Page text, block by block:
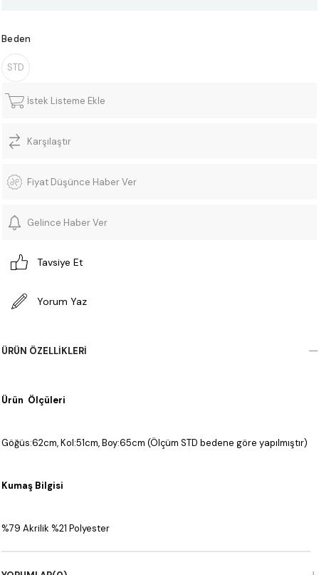
Beden
STD
İstek Listeme Ekle
Karşılaştır
Fiyat Düşünce Haber Ver
Gelince Haber Ver
Tavsiye Et
Yorum Yaz
ÜRÜN ÖZELLIKLERI
Ürün Ölçüleri
Göğüs:62cm, Kol:51cm, Boy:65cm (Ölçüm STD bedene göre yapılmıştır)
Kumaş Bilgisi
%79 Akrilik %21 Polyester